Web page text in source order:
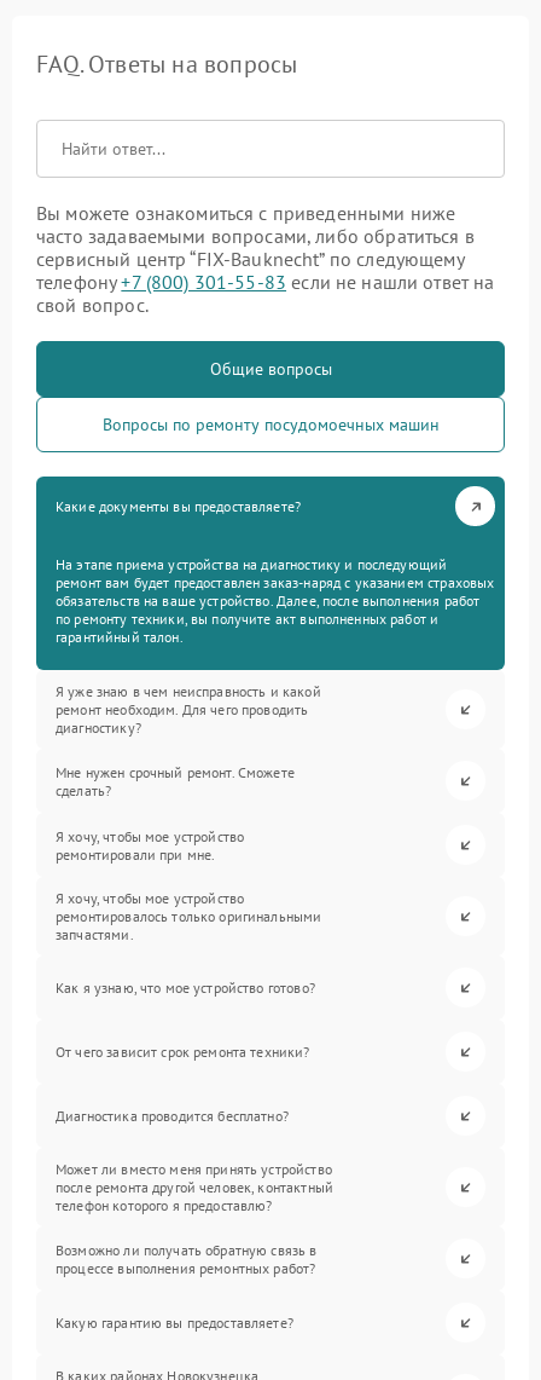
FAQ. Ответы на вопросы
Вы можете ознакомиться с приведенными ниже
часто задаваемыми вопросами, либо обратиться в
сервисный центр “FIX-Bauknecht” по следующему
телефону+7 (800) 301-55-83 если не нашли ответ на
свой вопрос.
Общие вопросы
Вопросы по ремонту посудомоечных машин
Какие документы вы предоставляете?
На этапе приема устройства на диагностику и последующий
ремонт вам будет предоставлен заказ-наряд с указанием страховых
обязательств на ваше устройство. Далее, после выполнения работ
по ремонту техники, вы получите акт выполненных работ и
гарантийный талон.
Я уже знаю в чем неисправность и какой
ремонт необходим. Для чего проводить
диагностику?
Мне нужен срочный ремонт. Сможете
сделать?
Я хочу, чтобы мое устройство
ремонтировали при мне.
Я хочу, чтобы мое устройство
ремонтировалось только оригинальными
запчастями.
Как я узнаю, что мое устройство готово?
От чего зависит срок ремонта техники?
Диагностика проводится бесплатно?
Может ли вместо меня принять устройство
после ремонта другой человек, контактный
телефон которого я предоставлю?
Возможно ли получать обратную связь в
процессе выполнения ремонтных работ?
Какую гарантию вы предоставляете?
В каких районах Новокузнецка